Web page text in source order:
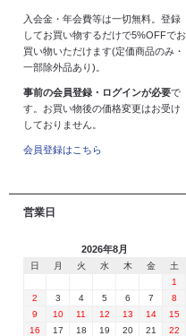
入会金・年会費等は一切無料。登録
してお買い物するだけで5%OFFでお
買い物いただけます(定価商品のみ・
一部除外品あり)。
事前の会員登録・ログインが必要で
す。お買い物後の価格変更はお受け
しておりません。
会員登録はこちら
営業日
2026年8月
日 月 火 水 木 金
土
1
2
3 4 5 6 7
8
9
10 11 12 13 14
15
16
17 18 19 20 21
22